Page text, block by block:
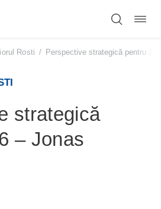
Rosti / Perspective strategică pentru
strategică
– Jonas